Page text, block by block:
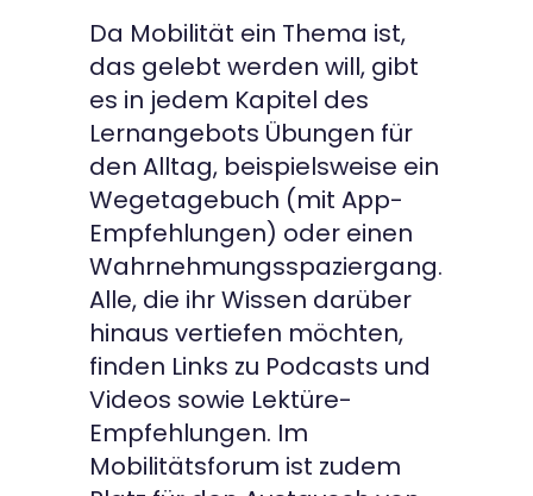
Da Mobilität ein Thema ist,
das gelebt werden will, gibt
es in jedem Kapitel des
Lernangebots Übungen für
den Alltag, beispielsweise ein
Wegetagebuch (mit App-
Empfehlungen) oder einen
Wahrnehmungsspaziergang.
Alle, die ihr Wissen darüber
hinaus vertiefen möchten,
finden Links zu Podcasts und
Videos sowie Lektüre-
Empfehlungen. Im
Mobilitätsforum ist zudem